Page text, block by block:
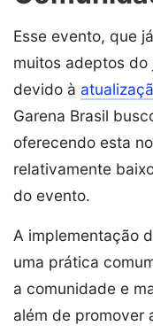
Esse evento, que
muitos adeptos
devido à
Garena Brasil
oferecendo esta
relativamente
do evento.
A implementação
uma prática
a comunidade e
além de promover